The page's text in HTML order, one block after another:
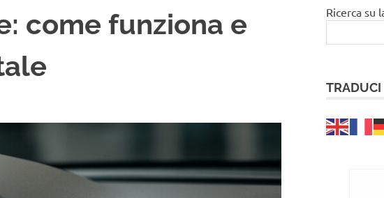
come funziona e
Ricerca su
TRADUCI